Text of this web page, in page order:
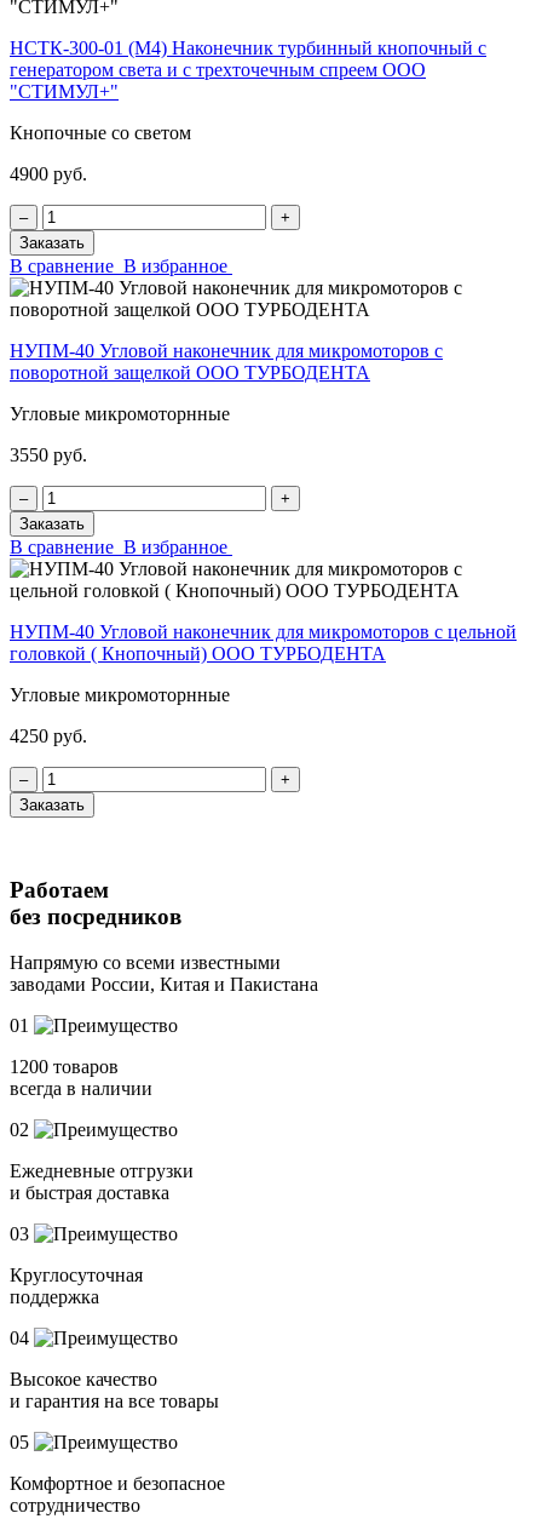
НСТК-300-01 (М4) Наконечник турбинный кнопочный с
генератором света и с трехточечным спреем ООО
"СТИМУЛ+"
Кнопочные со светом
4900 руб.
‒
+
Заказать
В сравнение В избранное
НУПМ-40 Угловой наконечник для микромоторов с
поворотной защелкой ООО ТУРБОДЕНТА
Угловые микромоторнные
3550 руб.
‒
+
Заказать
В сравнение В избранное
НУПМ-40 Угловой наконечник для микромоторов с цельной
головкой ( Кнопочный) ООО ТУРБОДЕНТА
Угловые микромоторнные
4250 руб.
‒
+
Заказать
Работаем
без посредников
Напрямую со всеми известными
заводами России, Китая и Пакистана
01
1200 товаров
всегда в наличии
02
Ежедневные отгрузки
и быстрая доставка
03
Круглосуточная
поддержка
04
Высокое качество
и гарантия на все товары
05
Комфортное и безопасное
сотрудничество